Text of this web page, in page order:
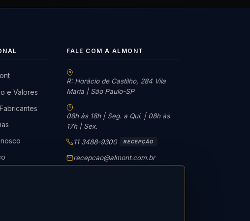
e Valores
FALE COM A ALMONT
R: Horácio de Castilho, 284 Vila
Maria | São Paulo-SP
08h às 18h | Seg. a Qui. | 08h às
17h | Sex.
11 3488-9300 RECEPÇÃO
recepcao@almont.com.br